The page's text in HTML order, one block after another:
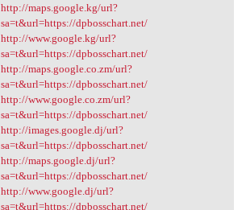
http://maps.google.kg/url?
sa=t&url=https://dpbosschart.net/
http://www.google.kg/url?
sa=t&url=https://dpbosschart.net/
http://maps.google.co.zm/url?
sa=t&url=https://dpbosschart.net/
http://www.google.co.zm/url?
sa=t&url=https://dpbosschart.net/
http://images.google.dj/url?
sa=t&url=https://dpbosschart.net/
http://maps.google.dj/url?
sa=t&url=https://dpbosschart.net/
http://www.google.dj/url?
sa=t&url=https://dpbosschart.net/